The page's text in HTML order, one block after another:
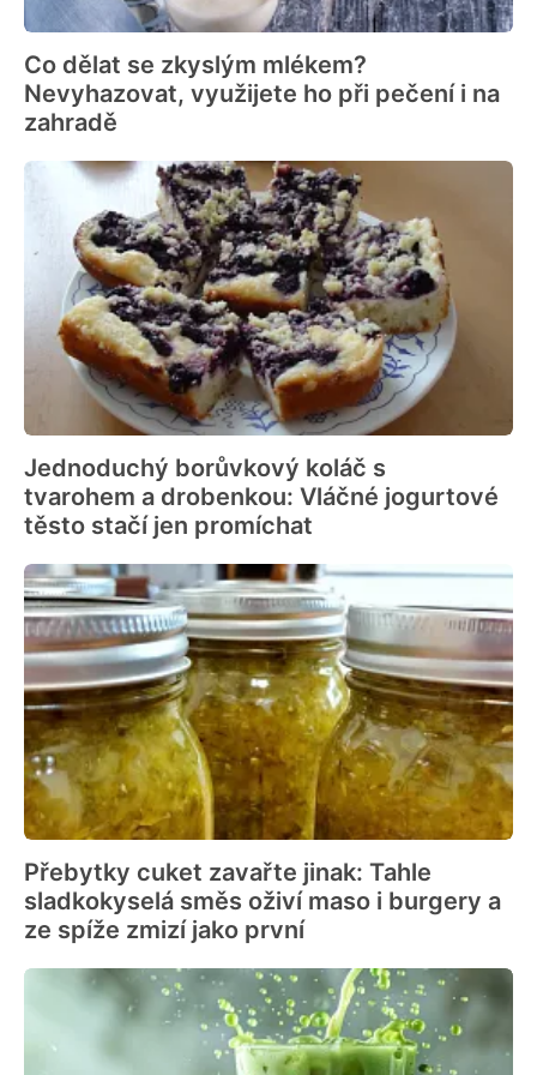
Co dělat se zkyslým mlékem?
Nevyhazovat, využijete ho při pečení i na
zahradě
Jednoduchý borůvkový koláč s
tvarohem a drobenkou: Vláčné jogurtové
těsto stačí jen promíchat
Přebytky cuket zavařte jinak: Tahle
sladkokyselá směs oživí maso i burgery a
ze spíže zmizí jako první